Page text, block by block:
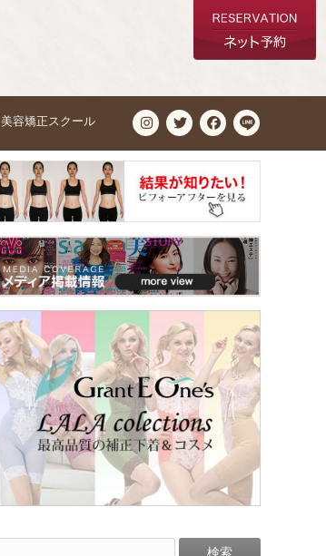
美容矯正スクール